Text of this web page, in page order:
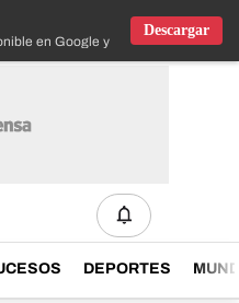
en Google y IOS
Descargar
DEPORTES